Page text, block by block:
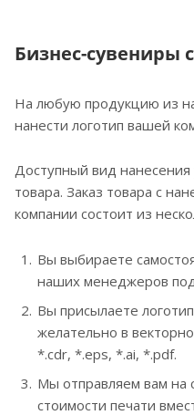
Бизнес-сувениры
На любую продукцию из
нанести логотип вашей
Доступный вид нанесения
товара. Заказ товара с
компании состоит из
Вы выбираете
наших менеджеров
Вы присылаете
желательно в
*.cdr, *.eps, *.ai, *.pdf.
Мы отправляем вам на
стоимости печати